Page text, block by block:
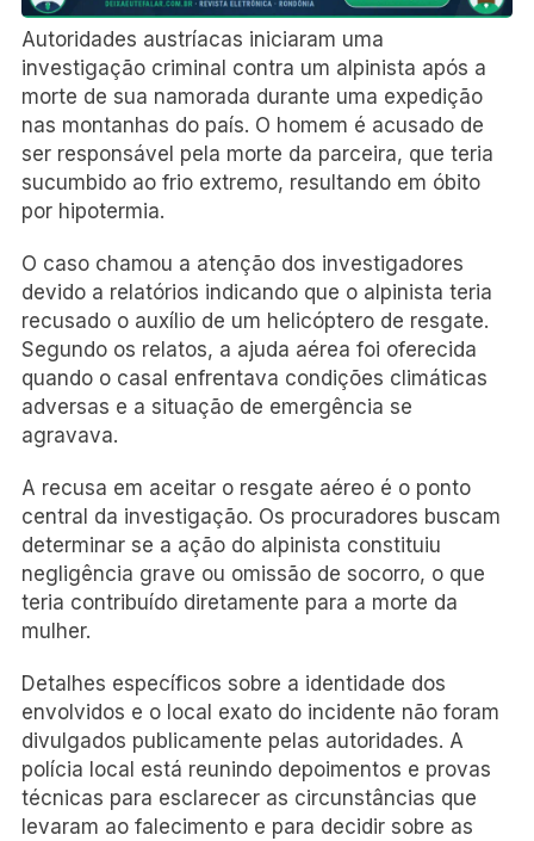
Autoridades austríacas iniciaram uma
investigação criminal contra um alpinista após a
morte de sua namorada durante uma expedição
nas montanhas do país. O homem é acusado de
ser responsável pela morte da parceira, que teria
sucumbido ao frio extremo, resultando em óbito
por hipotermia.
O caso chamou a atenção dos investigadores
devido a relatórios indicando que o alpinista teria
recusado o auxílio de um helicóptero de resgate.
Segundo os relatos, a ajuda aérea foi oferecida
quando o casal enfrentava condições climáticas
adversas e a situação de emergência se
agravava.
A recusa em aceitar o resgate aéreo é o ponto
central da investigação. Os procuradores buscam
determinar se a ação do alpinista constituiu
negligência grave ou omissão de socorro, o que
teria contribuído diretamente para a morte da
mulher.
Detalhes específicos sobre a identidade dos
envolvidos e o local exato do incidente não foram
divulgados publicamente pelas autoridades. A
polícia local está reunindo depoimentos e provas
técnicas para esclarecer as circunstâncias que
levaram ao falecimento e para decidir sobre as